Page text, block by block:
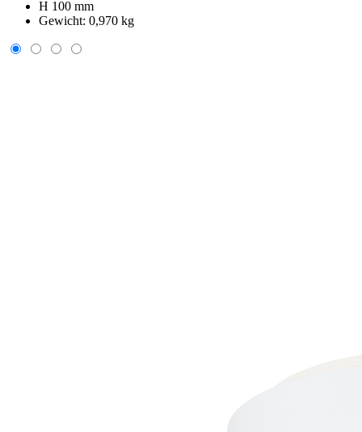
H 100 mm
Gewicht: 0,970 kg